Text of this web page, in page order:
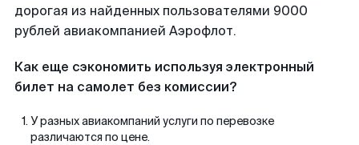
дорогая из найденных пользователями 9000
рублей авиакомпанией Аэрофлот.
Как еще сэкономить используя электронный
билет на самолет без комиссии?
У разных авиакомпаний услуги по перевозке
различаются по цене.